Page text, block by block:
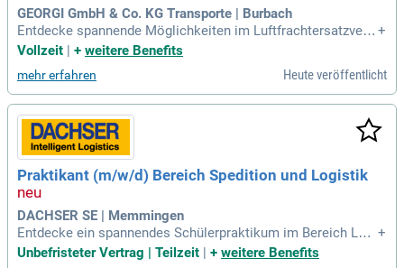
GEORGI GmbH & Co. KG Transporte | Burbach
Entdecke spannende Möglichkeiten im Luftfrachtersatzverk
ehr und sensiblen Transporten bei uns! Wir suchen engagier
ann für Spedition und Logistikdienstleistung (w/m/d). Bei un
s erwartet dich eine moderne Arbeitsumgebung und ein tea
morientiertes Miteinander. Profitiere von jahrzehntelanger E
rfahrung und erlerne wertvolle theoretische und praktische
Kenntnisse. Nutze die Chance, deinen Horizont zu erweitern
und einen Einblick in die Logistikbranche zu gewinnen. Bewi
rb Dich jetzt und starte Deine Karriere im Bereich Spedition
und Logistik – wir freuen uns auf Deine Initiativbewerbung!
+
Vollzeit | + weitere Benefits
mehr erfahren Heute veröffentlicht
Praktikant (m/w/d) Bereich Spedition und Logistik
DACHSER SE | Memmingen
Entdecke ein spannendes Schülerpraktikum im Bereich Lan
dverkehr und Spedition bei DACHSER! In unserem Team von
+
Unbefristeter Vertrag | Teilzeit
+ weitere Benefits